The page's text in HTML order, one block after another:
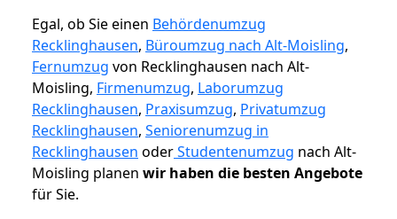
Egal, ob Sie einen Behördenumzug
Recklinghausen, Büroumzug nach Alt-Moisling,
Fernumzug von Recklinghausen nach Alt-
Moisling, Firmenumzug, Laborumzug
Recklinghausen, Praxisumzug, Privatumzug
Recklinghausen, Seniorenumzug in
Recklinghausen oderStudentenumzug nach Alt-
Moisling planen wir haben die besten Angebote
für Sie.